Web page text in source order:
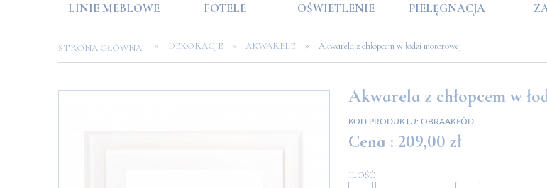
LINIE MEBLOWE
FOTELE OŚWIETLENIE PIELĘGNACJA
STRONA GŁÓWNA » DEKORACJE » AKWARELE » Akwarela z chłopcem w łodzi motorowej
Akwarela z chłopcem w
KOD PRODUKTU: OBRAAKŁÓD
Cena : 209,00 zł
ILOŚĆ